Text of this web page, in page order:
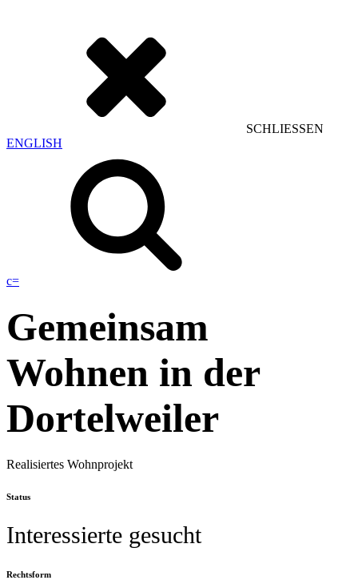
SCHLIESSEN
ENGLISH
c=
Gemeinsam
Wohnen in der
Dortelweiler
Realisiertes Wohnprojekt
Status
Interessierte gesucht
Rechtsform